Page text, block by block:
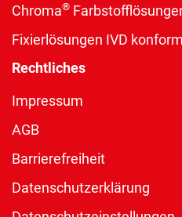
Chroma®
Fixierlösungen IVD konform
Rechtliches
Impressum
AGB
Barrierefreiheit
Datenschutzerklärung